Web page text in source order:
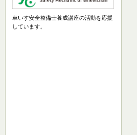
車いす安全整備士養成講座の活動を応援
しています。